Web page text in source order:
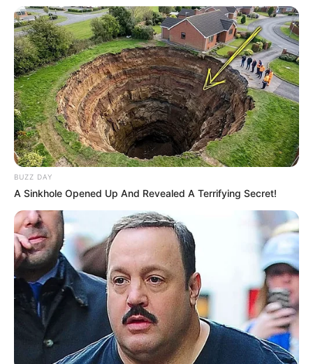
Pronostics du quinté du PMU du jour (la
suite)
Le Progrès de Lyon : 16 – 1 – 2 – 13 – 11 – 14 – 9 – 6
BUZZ DAY
A Sinkhole Opened Up And Revealed A Terrifying Secret!